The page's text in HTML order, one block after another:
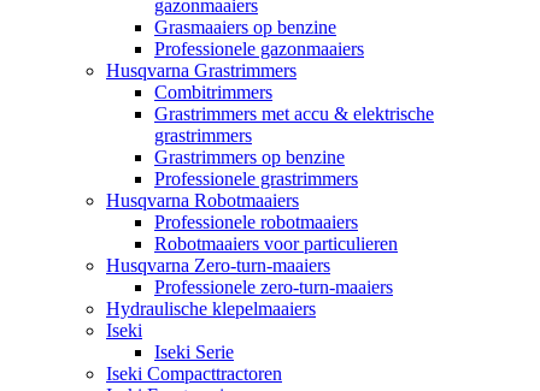
gazonmaaiers
Grasmaaiers op benzine
Professionele gazonmaaiers
Husqvarna Grastrimmers
Combitrimmers
Grastrimmers met accu & elektrische
grastrimmers
Grastrimmers op benzine
Professionele grastrimmers
Husqvarna Robotmaaiers
Professionele robotmaaiers
Robotmaaiers voor particulieren
Husqvarna Zero-turn-maaiers
Professionele zero-turn-maaiers
Hydraulische klepelmaaiers
Iseki
Iseki Serie
Iseki Compacttractoren